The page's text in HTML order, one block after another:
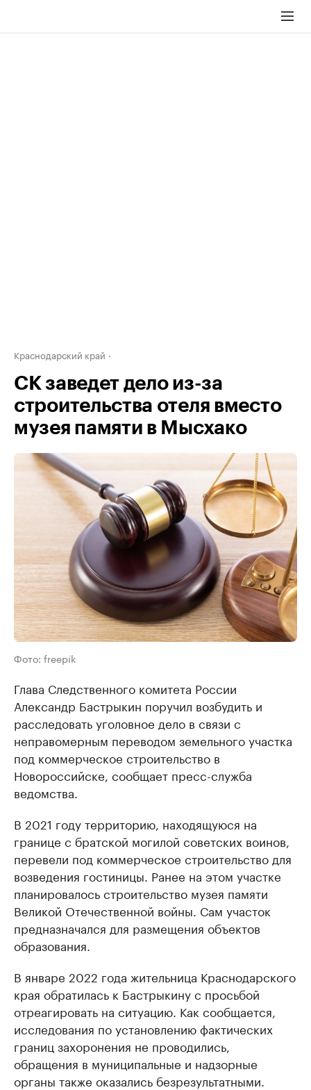
Краснодарский край
СК заведет дело из-за
строительства отеля вместо
музея памяти в Мысхако
Фото: freepik
Глава Следственного комитета России
Александр Бастрыкин поручил возбудить и
расследовать уголовное дело в связи с
неправомерным переводом земельного участка
под коммерческое строительство в
Новороссийске, сообщает пресс-служба
ведомства.
В 2021 году территорию, находящуюся на
границе с братской могилой советских воинов,
перевели под коммерческое строительство для
возведения гостиницы. Ранее на этом участке
планировалось строительство музея памяти
Великой Отечественной войны. Сам участок
предназначался для размещения объектов
образования.
В январе 2022 года жительница Краснодарского
края обратилась к Бастрыкину с просьбой
отреагировать на ситуацию. Как сообщается,
исследования по установлению фактических
границ захоронения не проводились,
обращения в муниципальные и надзорные
органы также оказались безрезультатными.